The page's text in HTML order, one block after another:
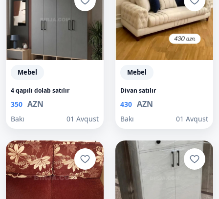
Mebel
4 qapılı dolab satılır
350 AZN
Bakı 01 Avqust
Mebel
Divan satılır
430 AZN
Bakı 01 Avqust